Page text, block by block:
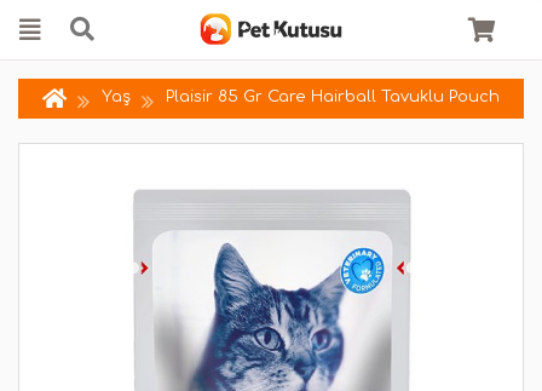
Yaş Plaisir 85 Gr Care Hairball Tavuklu Pouch